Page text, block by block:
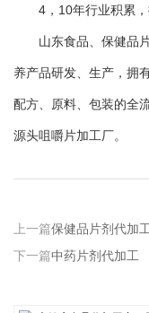
4，10年行业积累，
山东食品、保健品片
养产品研发、生产，拥
配方、原料、包装的全
源头咀嚼片加工厂。
上一篇保健品片剂代加
下一篇中药片剂代加工